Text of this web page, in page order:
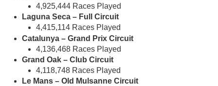
4,925,444 Races Played
Laguna Seca – Full Circuit
4,415,114 Races Played
Catalunya – Grand Prix Circuit
4,136,468 Races Played
Grand Oak – Club Circuit
4,118,748 Races Played
Le Mans – Old Mulsanne Circuit